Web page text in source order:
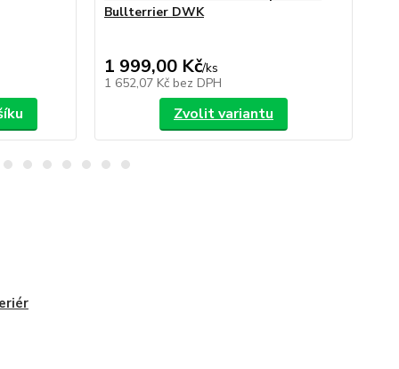
Bullterrier DWK
1 999,00 Kč/ks
1 652,07 Kč bez DPH
Zvolit variantu